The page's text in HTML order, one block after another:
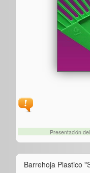
Presentación
Barrehoja Plastico